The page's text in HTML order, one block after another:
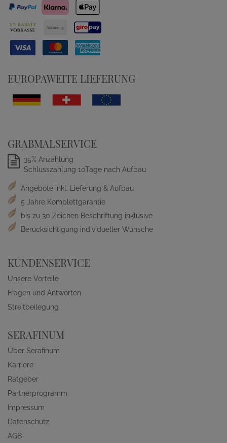
EUROPAWEITE LIEFERUNG
GRABMALSERVICE
35% Anzahlung
Schlusszahlung 10Tage nach Aufbau
Angebote inkl. Lieferung & Aufbau
5 Jahre Komplettgarantie
bis zu 30 Zeichen Beschriftung inklusive
Berücksichtigung individueller Wünsche
KUNDENSERVICE
Unsere Vorteile
Fragen und Antworten
Streitbeilegung
SERAFINUM
Über Serafinum
Karriere
Ratgeber
Partnerprogramm
Impressum
Datenschutz
AGB